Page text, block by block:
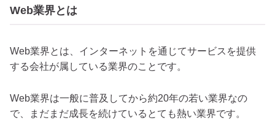
Web業界とは
Web業界とは、インターネットを通じてサービスを提供
する会社が属している業界のことです。
Web業界は一般に普及してから約20年の若い業界なの
で、まだまだ成長を続けているとても熱い業界です。